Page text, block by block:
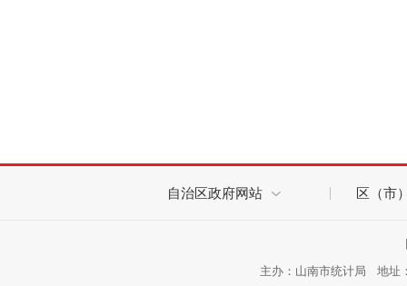
自治区政府网站 区（市
主办：山南市统计局 地址